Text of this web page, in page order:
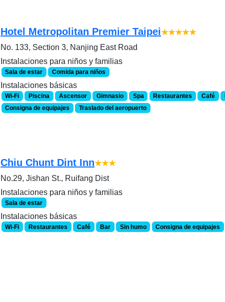
Hotel Metropolitan Premier Taipei★★★★★
No. 133, Section 3, Nanjing East Road
Instalaciones para niños y familias
Sala de estar Comida para niños
Instalaciones básicas
Wi-Fi Piscina Ascensor Gimnasio Spa Restaurantes Café
Consigna de equipajes
Traslado del aeropuerto
Chiu Chunt Dint Inn★★★
No.29, Jishan St., Ruifang Dist
Instalaciones para niños y familias
Sala de estar
Instalaciones básicas
Wi-Fi Restaurantes Café Bar Sin humo Consigna de equipajes